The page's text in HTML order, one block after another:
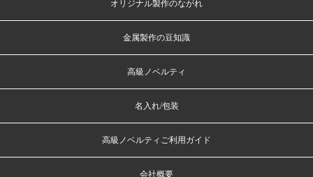
オリジナル製作のながれ
金属製作の豆知識
高級ノベルティ
名入れ/包装
高級ノベルティご利用ガイド
会社概要